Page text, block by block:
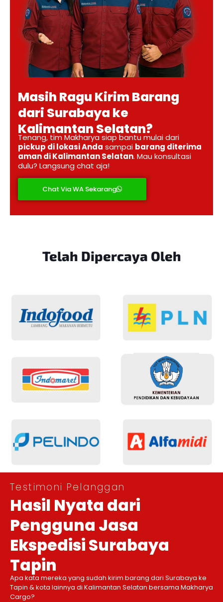
Masih Ragu Kirim Barang
dari Surabaya ke
Kalimantan Selatan?
Tenang, tim Makharya siap bantu mulai dari
pickup di lokasi Anda sampai barang diterima
aman di Kalimantan Selatan. Mau konsultasi
dulu? Langsung chat aja!
Chat Via WA Sekarang
Telah Dipercaya Oleh
Testimoni Pelanggan
Hasil Nyata dari
Pengguna Jasa
Ekspedisi Surabaya
Tapin
Apa kata mereka yang sudah kirim barang dari Surabaya ke
Tapin & kota lainnya di Kalimantan Selatan bersama Makharya
Cargo?